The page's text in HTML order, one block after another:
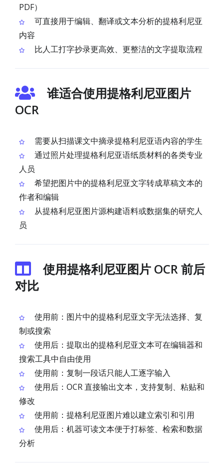
PDF）
可直接用于编辑、翻译或文本分析的提格利尼亚
内容
比人工打字抄录更高效、更整洁的文字提取流程
谁适合使用提格利尼亚图片
OCR
需要从扫描课文中摘录提格利尼亚语内容的学生
通过照片处理提格利尼亚语纸质材料的各类专业
人员
希望把图片中的提格利尼亚文字转成草稿文本的
作者和编辑
从提格利尼亚图片源构建语料或数据集的研究人
员
使用提格利尼亚图片 OCR 前后
对比
使用前：图片中的提格利尼亚文字无法选择、复
制或搜索
使用后：提取出的提格利尼亚文本可在编辑器和
搜索工具中自由使用
使用前：复制一段话只能人工逐字输入
使用后：OCR 直接输出文本，支持复制、粘贴和
修改
使用前：提格利尼亚图片难以建立索引和引用
使用后：机器可读文本便于打标签、检索和数据
分析